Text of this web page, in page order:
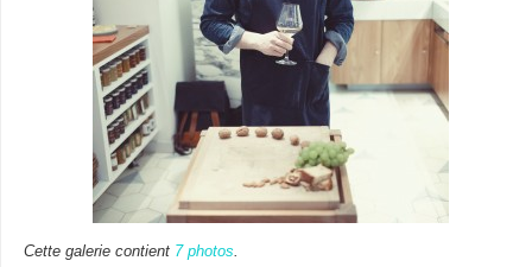
Cette galerie contient 7 photos.